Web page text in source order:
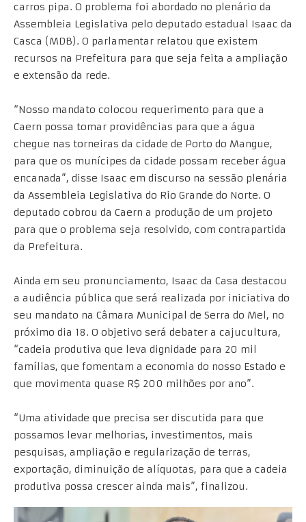
carros pipa. O problema foi abordado no plenário da
Assembleia Legislativa pelo deputado estadual Isaac da
Casca (MDB). O parlamentar relatou que existem
recursos na Prefeitura para que seja feita a ampliação
e extensão da rede.
“Nosso mandato colocou requerimento para que a
Caern possa tomar providências para que a água
chegue nas torneiras da cidade de Porto do Mangue,
para que os munícipes da cidade possam receber água
encanada”, disse Isaac em discurso na sessão plenária
da Assembleia Legislativa do Rio Grande do Norte. O
deputado cobrou da Caern a produção de um projeto
para que o problema seja resolvido, com contrapartida
da Prefeitura.
Ainda em seu pronunciamento, Isaac da Casa destacou
a audiência pública que será realizada por iniciativa do
seu mandato na Câmara Municipal de Serra do Mel, no
próximo dia 18. O objetivo será debater a cajucultura,
“cadeia produtiva que leva dignidade para 20 mil
famílias, que fomentam a economia do nosso Estado e
que movimenta quase R$ 200 milhões por ano”.
“Uma atividade que precisa ser discutida para que
possamos levar melhorias, investimentos, mais
pesquisas, ampliação e regularização de terras,
exportação, diminuição de alíquotas, para que a cadeia
produtiva possa crescer ainda mais”, finalizou.